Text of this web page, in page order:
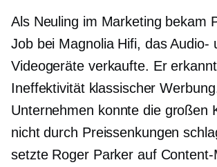
Als Neuling im Marketing bekam
Job bei Magnolia Hifi, das Audio-
Videogeräte verkaufte. Er
Ineffektivität klassischer
Unternehmen konnte die großen
nicht durch Preissenkungen
setzte Roger Parker auf Content-